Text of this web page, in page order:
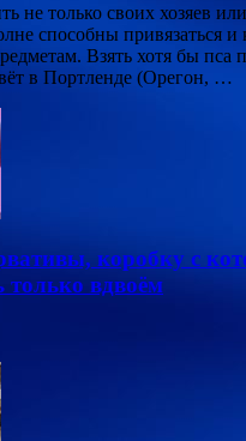
не только своих хозяев
способны привязаться и
Взять хотя бы пса
в Портленде (Орегон, …
коробку с
вдвоём